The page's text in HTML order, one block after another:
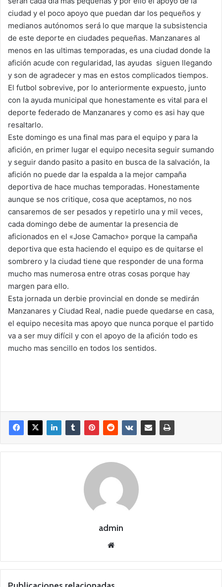
ciudad y el poco apoyo que puedan dar los pequeños y
medianos autónomos será lo que marque la subsistencia
de este deporte en ciudades pequeñas. Manzanares al
menos en las ultimas temporadas, es una ciudad donde la
afición acude con regularidad, las ayudas siguen llegando
y son de agradecer y mas en estos complicados tiempos.
El futbol sobrevive, por lo anteriormente expuesto, junto
con la ayuda municipal que honestamente es vital para el
deporte federado de Manzanares y como es asi hay que
resaltarlo.
Este domingo es una final mas para el equipo y para la
afición, en primer lugar el equipo necesita seguir sumando
y seguir dando pasito a pasito en busca de la salvación, la
afición no puede dar la espalda a la mejor campaña
deportiva de hace muchas temporadas. Honestamente
aunque se nos critique, cosa que aceptamos, no nos
cansaremos de ser pesados y repetirlo una y mil veces,
cada domingo debe de aumentar la presencia de
aficionados en el «Jose Camacho» porque la campaña
deportiva que esta haciendo el equipo es de quitarse el
sombrero y la ciudad tiene que responder de una forma
mucho mas numerosa entre otras cosas porque hay
margen para ello.
Esta jornada un derbie provincial en donde se medirán
Manzanares y Ciudad Real, nadie puede quedarse en casa,
el equipo necesita mas apoyo que nunca porque el partido
va a ser muy difícil y con el apoyo de la afición todo es
mucho mas sencillo en todos los sentidos.
admin
we